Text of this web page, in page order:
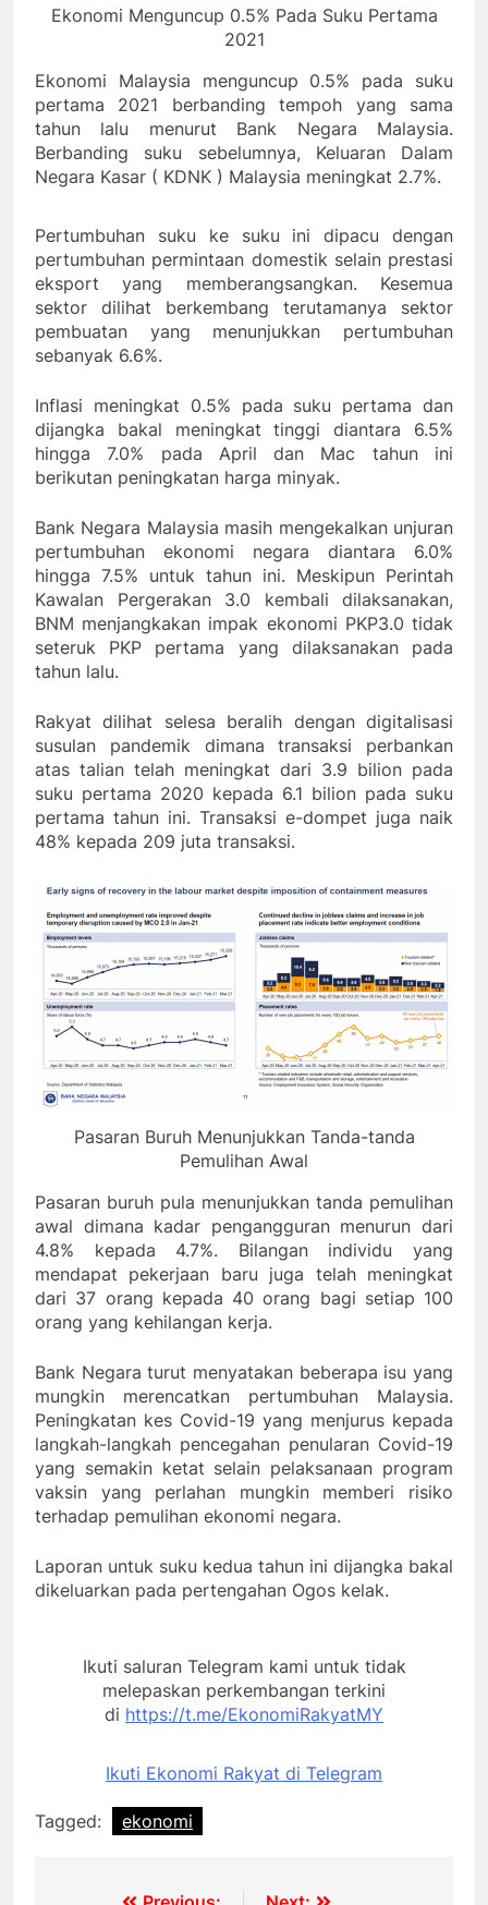
Ekonomi Menguncup 0.5% Pada Suku Pertama
2021
Ekonomi Malaysia menguncup 0.5% pada suku
pertama 2021 berbanding tempoh yang sama
tahun lalu menurut Bank Negara Malaysia.
Berbanding suku sebelumnya, Keluaran Dalam
Negara Kasar ( KDNK ) Malaysia meningkat 2.7%.
Pertumbuhan suku ke suku ini dipacu dengan
pertumbuhan permintaan domestik selain prestasi
eksport yang memberangsangkan. Kesemua
sektor dilihat berkembang terutamanya sektor
pembuatan yang menunjukkan pertumbuhan
sebanyak 6.6%.
Inflasi meningkat 0.5% pada suku pertama dan
dijangka bakal meningkat tinggi diantara 6.5%
hingga 7.0% pada April dan Mac tahun ini
berikutan peningkatan harga minyak.
Bank Negara Malaysia masih mengekalkan unjuran
pertumbuhan ekonomi negara diantara 6.0%
hingga 7.5% untuk tahun ini. Meskipun Perintah
Kawalan Pergerakan 3.0 kembali dilaksanakan,
BNM menjangkakan impak ekonomi PKP3.0 tidak
seteruk PKP pertama yang dilaksanakan pada
tahun lalu.
Rakyat dilihat selesa beralih dengan digitalisasi
susulan pandemik dimana transaksi perbankan
atas talian telah meningkat dari 3.9 bilion pada
suku pertama 2020 kepada 6.1 bilion pada suku
pertama tahun ini. Transaksi e-dompet juga naik
48% kepada 209 juta transaksi.
Pasaran Buruh Menunjukkan Tanda-tanda
Pemulihan Awal
Pasaran buruh pula menunjukkan tanda pemulihan
awal dimana kadar pengangguran menurun dari
4.8% kepada 4.7%. Bilangan individu yang
mendapat pekerjaan baru juga telah meningkat
dari 37 orang kepada 40 orang bagi setiap 100
orang yang kehilangan kerja.
Bank Negara turut menyatakan beberapa isu yang
mungkin merencatkan pertumbuhan Malaysia.
Peningkatan kes Covid-19 yang menjurus kepada
langkah-langkah pencegahan penularan Covid-19
yang semakin ketat selain pelaksanaan program
vaksin yang perlahan mungkin memberi risiko
terhadap pemulihan ekonomi negara.
Laporan untuk suku kedua tahun ini dijangka bakal
dikeluarkan pada pertengahan Ogos kelak.
Ikuti saluran Telegram kami untuk tidak
melepaskan perkembangan terkini
di https://t.me/EkonomiRakyatMY
Ikuti Ekonomi Rakyat di Telegram
Tagged: ekonomi